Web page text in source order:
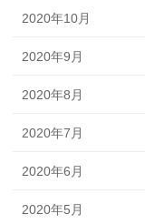
2020年10月
2020年9月
2020年8月
2020年7月
2020年6月
2020年5月